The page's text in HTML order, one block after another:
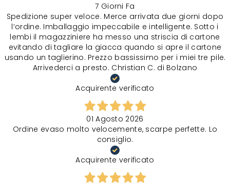
7 Giorni Fa
Spedizione super veloce. Merce arrivata due giorni dopo
l‘ordine. Imballaggio impeccabile e intelligente. Sotto i
lembi il magazziniere ha messo una striscia di cartone
evitando di tagliare la giacca quando si apre il cartone
usando un taglierino. Prezzo bassissimo per i miei tre pile.
Arrivederci a presto. Christian C. di Bolzano
Acquirente verificato
01 Agosto 2026
Ordine evaso molto velocemente, scarpe perfette. Lo
consiglio.
Acquirente verificato